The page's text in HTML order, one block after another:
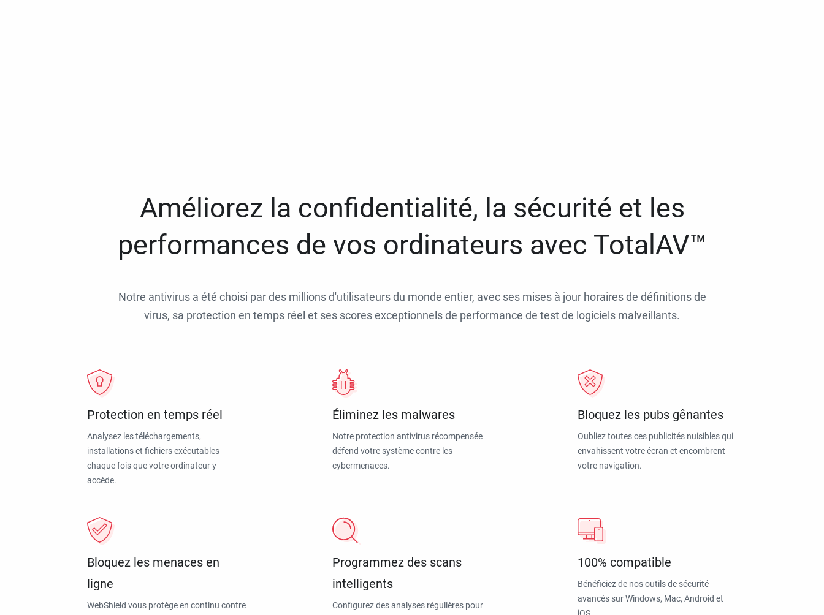
Améliorez la confidentialité, la sécurité et les
performances de vos ordinateurs avec TotalAV™
Notre antivirus a été choisi par des millions d'utilisateurs du monde entier, avec ses mises à jour horaires de définitions de
virus, sa protection en temps réel et ses scores exceptionnels de performance de test de logiciels malveillants.
Protection en temps réel
Analysez les téléchargements,
installations et fichiers exécutables
chaque fois que votre ordinateur y
accède.
Éliminez les malwares
Notre protection antivirus récompensée
défend votre système contre les
cybermenaces.
Bloquez les pubs gênantes
Oubliez toutes ces publicités nuisibles qui
envahissent votre écran et encombrent
votre navigation.
Bloquez les menaces en
ligne
WebShield vous protège en continu contre
Programmez des scans
intelligents
Configurez des analyses régulières pour
100% compatible
Bénéficiez de nos outils de sécurité
avancés sur Windows, Mac, Android et